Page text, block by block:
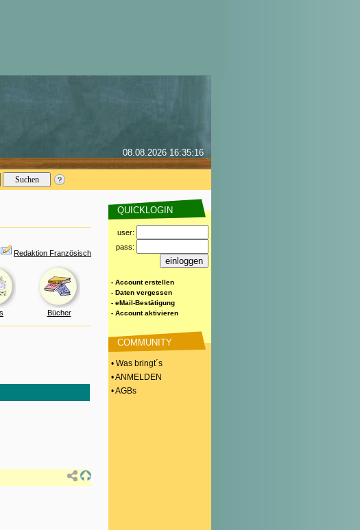
08.08.2026 16:35:16
Redaktion Französisch
Bücher
QUICKLOGIN
user:
pass:
- Account erstellen
- Daten vergessen
- eMail-Bestätigung
- Account aktivieren
COMMUNITY
• Was bringt´s
• ANMELDEN
• AGBs